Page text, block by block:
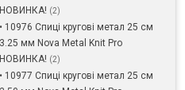
НОВИНКА! (2)
• 10976 Спиці кругові метал 25 см
3.25 мм Nova Metal Knit Pro
НОВИНКА! (2)
• 10977 Спиці кругові метал 25 см